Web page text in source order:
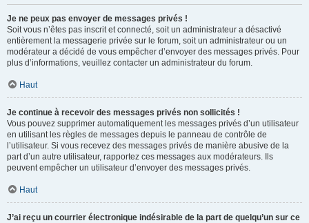
Je ne peux pas envoyer de messages privés !
Soit vous n’êtes pas inscrit et connecté, soit un administrateur a désactivé
entièrement la messagerie privée sur le forum, soit un administrateur ou un
modérateur a décidé de vous empêcher d’envoyer des messages privés. Pour
plus d’informations, veuillez contacter un administrateur du forum.
Haut
Je continue à recevoir des messages privés non sollicités !
Vous pouvez supprimer automatiquement les messages privés d’un utilisateur
en utilisant les règles de messages depuis le panneau de contrôle de
l’utilisateur. Si vous recevez des messages privés de manière abusive de la
part d’un autre utilisateur, rapportez ces messages aux modérateurs. Ils
peuvent empêcher un utilisateur d’envoyer des messages privés.
Haut
J’ai reçu un courrier électronique indésirable de la part de quelqu’un sur ce